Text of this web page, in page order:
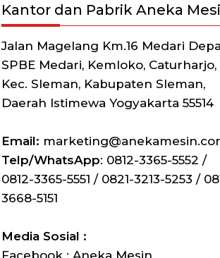
Kantor dan Pabrik Aneka
Jalan Magelang Km.16 Medari
SPBE Medari, Kemloko, Caturharjo,
Kec. Sleman, Kabupaten Sleman,
Daerah Istimewa Yogyakarta 55514
Email:
Telp/WhatsApp: 0812-3365-5552 /
0812-3365-5551 / 0821-3213-5253 /
3668-5151
Media Sosial :